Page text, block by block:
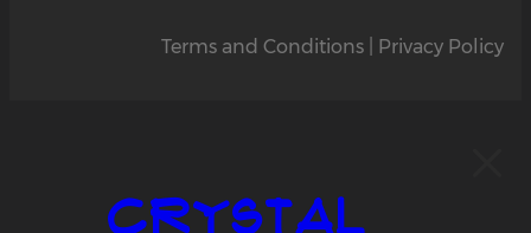
Terms and Conditions | Privacy Policy
Crystal